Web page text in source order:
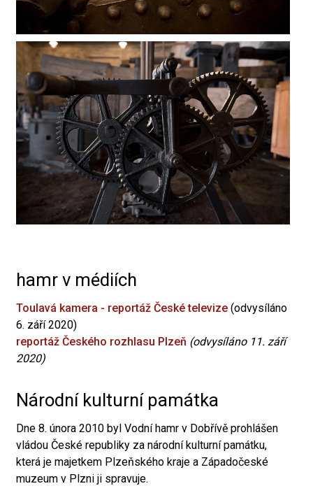
hamr v médiích
Toulavá kamera - reportáž České televize (odvysíláno
6. září 2020)
reportáž Českého rozhlasu Plzeň (odvysíláno 11. září
2020)
Národní kulturní památka
Dne 8. února 2010 byl Vodní hamr v Dobřívě prohlášen
vládou České republiky za národní kulturní památku,
která je majetkem Plzeňského kraje a Západočeské
muzeum v Plzni ji spravuje.